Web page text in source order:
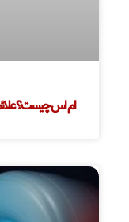
ام اس چیست؟